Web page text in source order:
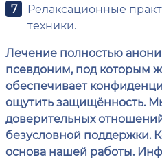
Релаксационные
техники.
Лечение полностью
псевдоним, под которым
обеспечивает
ощутить защищённость.
доверительных
безусловной поддержки.
основа нашей работы.